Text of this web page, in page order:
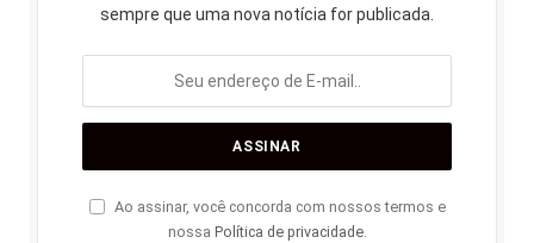
sempre que uma nova notícia for publicada.
Ao assinar, você concorda com nossos termos e
nossa Política de privacidade.